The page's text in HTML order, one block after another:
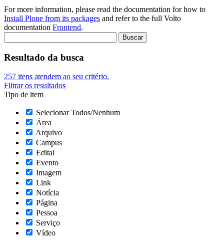
For more information, please read the documentation for how to
Install Plone from its packages and refer to the full Volto
documentation Frontend.
Resultado da busca
257 itens atendem ao seu critério.
Filtrar os resultados
Tipo de item
Selecionar Todos/Nenhum
Área
Arquivo
Campus
Edital
Evento
Imagem
Link
Notícia
Página
Pessoa
Serviço
Vídeo